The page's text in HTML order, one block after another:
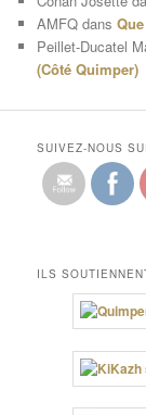
AMFQ dans
Peillet-Ducatel
(Côté Quimper)
SUIVEZ-NOUS
ILS